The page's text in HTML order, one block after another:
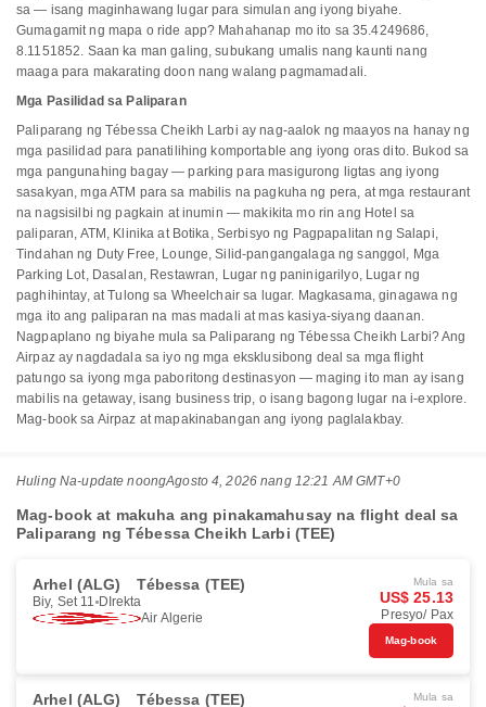
sa — isang maginhawang lugar para simulan ang iyong biyahe.
Gumagamit ng mapa o ride app? Mahahanap mo ito sa 35.4249686,
8.1151852. Saan ka man galing, subukang umalis nang kaunti nang
maaga para makarating doon nang walang pagmamadali.
Mga Pasilidad sa Paliparan
Paliparang ng Tébessa Cheikh Larbi ay nag-aalok ng maayos na hanay ng
mga pasilidad para panatilihing komportable ang iyong oras dito. Bukod sa
mga pangunahing bagay — parking para masigurong ligtas ang iyong
sasakyan, mga ATM para sa mabilis na pagkuha ng pera, at mga restaurant
na nagsisilbi ng pagkain at inumin — makikita mo rin ang Hotel sa
paliparan, ATM, Klinika at Botika, Serbisyo ng Pagpapalitan ng Salapi,
Tindahan ng Duty Free, Lounge, Silid-pangangalaga ng sanggol, Mga
Parking Lot, Dasalan, Restawran, Lugar ng paninigarilyo, Lugar ng
paghihintay, at Tulong sa Wheelchair sa lugar. Magkasama, ginagawa ng
mga ito ang paliparan na mas madali at mas kasiya-siyang daanan.
Nagpaplano ng biyahe mula sa Paliparang ng Tébessa Cheikh Larbi? Ang
Airpaz ay nagdadala sa iyo ng mga eksklusibong deal sa mga flight
patungo sa iyong mga paboritong destinasyon — maging ito man ay isang
mabilis na getaway, isang business trip, o isang bagong lugar na i-explore.
Mag-book sa Airpaz at mapakinabangan ang iyong paglalakbay.
Huling Na-update noongAgosto 4, 2026 nang 12:21 AM GMT+0
Mag-book at makuha ang pinakamahusay na flight deal sa
Paliparang ng Tébessa Cheikh Larbi (TEE)
Arhel (ALG) Tébessa (TEE)
Biy, Set 11 DIrekta
Air Algerie
Mula sa
US$ 25.13
Presyo/ Pax
Mag-book
Arhel (ALG) Tébessa (TEE) Mula sa